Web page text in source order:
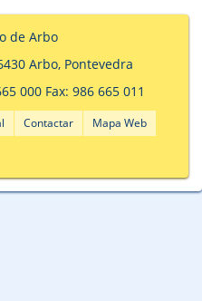
de Arbo
Arbo, Pontevedra
000 Fax: 986 665 011
Contactar
Mapa Web